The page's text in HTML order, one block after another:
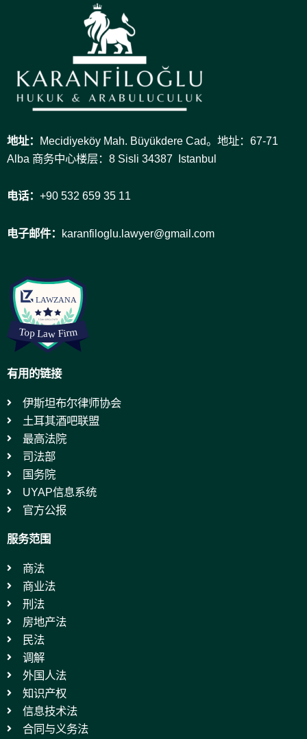
地址： Mecidiyeköy Mah. Büyükdere Cad。地址：67-71
Alba 商务中心楼层：8 Sisli 34387 Istanbul
电话： +90 532 659 35 11
电子邮件： karanfiloglu.lawyer@gmail.com
有用的链接
伊斯坦布尔律师协会
土耳其酒吧联盟
最高法院
司法部
国务院
UYAP信息系统
官方公报
服务范围
商法
商业法
刑法
房地产法
民法
调解
外国人法
知识产权
信息技术法
合同与义务法